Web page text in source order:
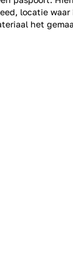
locatie waar
het